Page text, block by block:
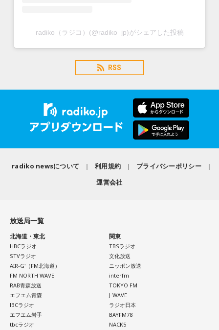
radiko（ラジコ）(@radiko_jp)がシェアした投稿
RSS
radiko newsについて 利用規約
プライバシーポリシー
運営会社
放送局一覧
北海道・東北
HBCラジオ
STVラジオ
AIR-G'（FM北海道）
FM NORTH WAVE
RAB青森放送
エフエム青森
IBCラジオ
エフエム岩手
tbcラジオ
関東
TBSラジオ
文化放送
ニッポン放送
interfm
TOKYO FM
J-WAVE
ラジオ日本
BAYFM78
NACK5